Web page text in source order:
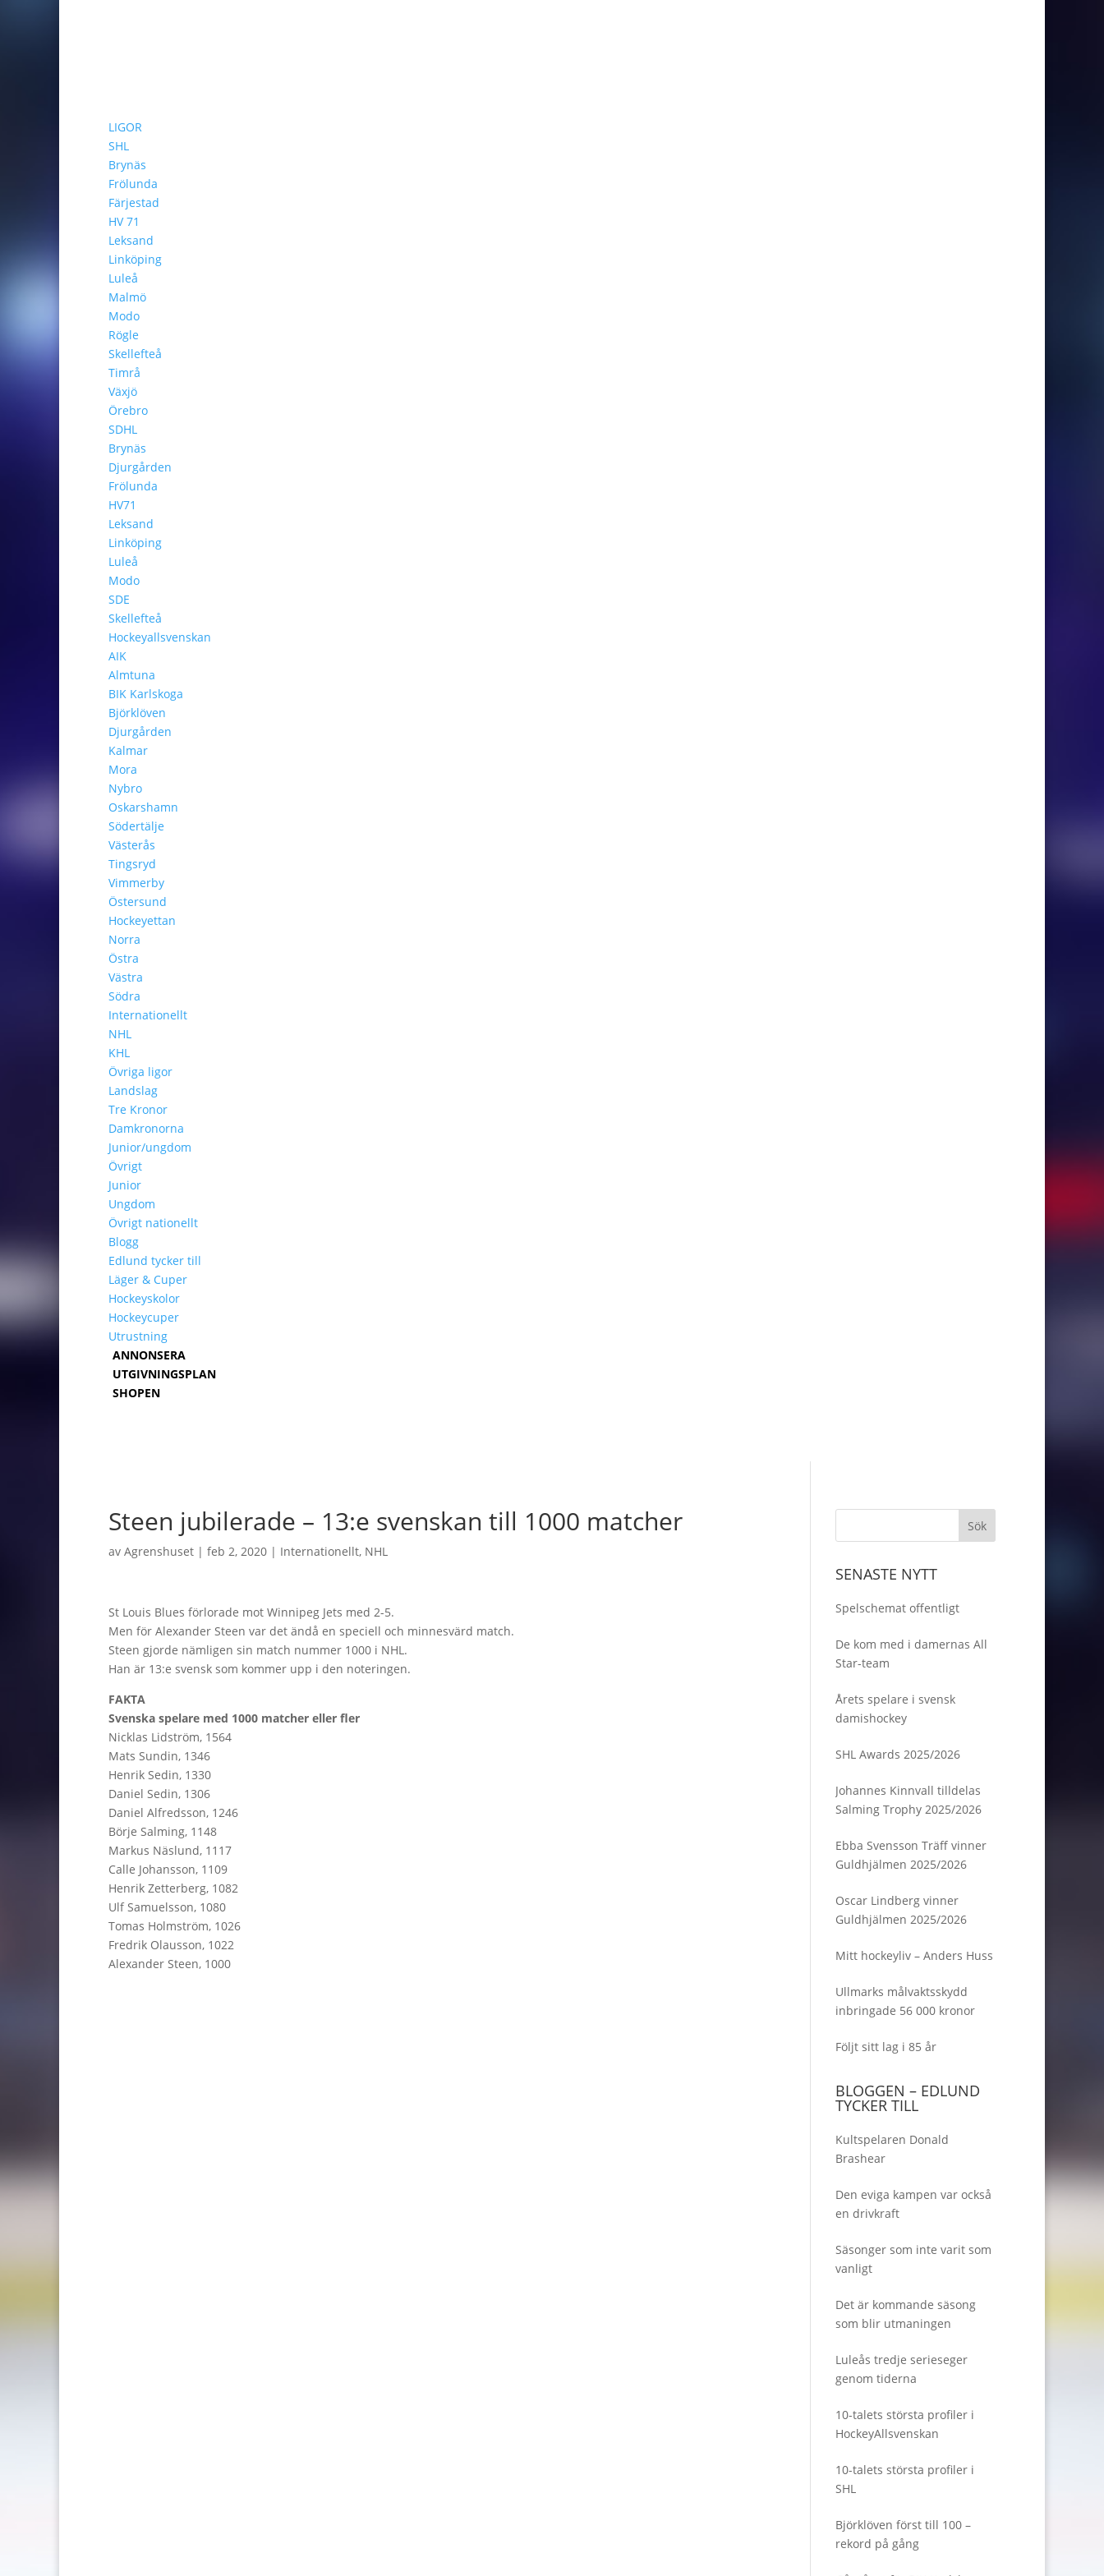
LIGOR
SHL
Brynäs
Frölunda
Färjestad
HV 71
Leksand
Linköping
Luleå
Malmö
Modo
Rögle
Skellefteå
Timrå
Växjö
Örebro
SDHL
Brynäs
Djurgården
Frölunda
HV71
Leksand
Linköping
Luleå
Modo
SDE
Skellefteå
Hockeyallsvenskan
AIK
Almtuna
BIK Karlskoga
Björklöven
Djurgården
Kalmar
Mora
Nybro
Oskarshamn
Södertälje
Västerås
Tingsryd
Vimmerby
Östersund
Hockeyettan
Norra
Östra
Västra
Södra
Internationellt
NHL
KHL
Övriga ligor
Landslag
Tre Kronor
Damkronorna
Junior/ungdom
Övrigt
Junior
Ungdom
Övrigt nationellt
Blogg
Edlund tycker till
Läger & Cuper
Hockeyskolor
Hockeycuper
Utrustning
ANNONSERA
UTGIVNINGSPLAN
SHOPEN
Steen jubilerade – 13:e svenskan till 1000 matcher
av Agrenshuset | feb 2, 2020 | Internationellt, NHL
St Louis Blues förlorade mot Winnipeg Jets med 2-5.
Men för Alexander Steen var det ändå en speciell och minnesvärd match.
Steen gjorde nämligen sin match nummer 1000 i NHL.
Han är 13:e svensk som kommer upp i den noteringen.
FAKTA
Svenska spelare med 1000 matcher eller fler
Nicklas Lidström, 1564
Mats Sundin, 1346
Henrik Sedin, 1330
Daniel Sedin, 1306
Daniel Alfredsson, 1246
Börje Salming, 1148
Markus Näslund, 1117
Calle Johansson, 1109
Henrik Zetterberg, 1082
Ulf Samuelsson, 1080
Tomas Holmström, 1026
Fredrik Olausson, 1022
Alexander Steen, 1000
SENASTE NYTT
Spelschemat offentligt
De kom med i damernas All
Star-team
Årets spelare i svensk
damishockey
SHL Awards 2025/2026
Johannes Kinnvall tilldelas
Salming Trophy 2025/2026
Ebba Svensson Träff vinner
Guldhjälmen 2025/2026
Oscar Lindberg vinner
Guldhjälmen 2025/2026
Mitt hockeyliv – Anders Huss
Ullmarks målvaktsskydd
inbringade 56 000 kronor
Följt sitt lag i 85 år
BLOGGEN – EDLUND
TYCKER TILL
Kultspelaren Donald
Brashear
Den eviga kampen var också
en drivkraft
Säsonger som inte varit som
vanligt
Det är kommande säsong
som blir utmaningen
Luleås tredje serieseger
genom tiderna
10-talets största profiler i
HockeyAllsvenskan
10-talets största profiler i
SHL
Björklöven först till 100 –
rekord på gång